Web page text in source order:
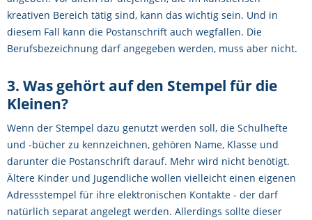
kreativen Bereich tätig sind, kann das wichtig sein. Und in
diesem Fall kann die Postanschrift auch wegfallen. Die
Berufsbezeichnung darf angegeben werden, muss aber nicht.
3. Was gehört auf den Stempel für die
Kleinen?
Wenn der Stempel dazu genutzt werden soll, die Schulhefte
und -bücher zu kennzeichnen, gehören Name, Klasse und
darunter die Postanschrift darauf. Mehr wird nicht benötigt.
Ältere Kinder und Jugendliche wollen vielleicht einen eigenen
Adressstempel für ihre elektronischen Kontakte - der darf
natürlich separat angelegt werden. Allerdings sollte dieser